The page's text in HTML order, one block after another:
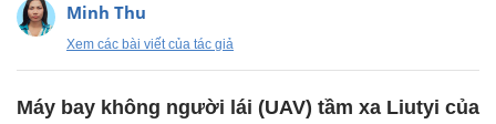
Minh Thu
Xem các bài viết của tác giả
Máy bay không người lái (UAV) tầm xa Liutyi của